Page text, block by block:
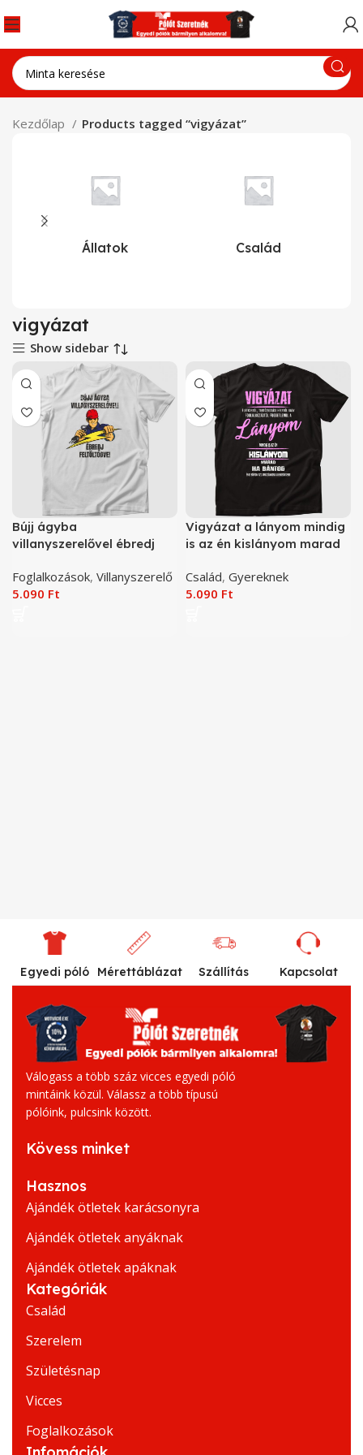
Kezdőlap Products tagged “vigyázat”
Állatok Család
vigyázat
Show sidebar
Bújj ágyba
villanyszerelővel ébredj
Foglalkozások, Villanyszerelő
5.090 Ft
Vigyázat a lányom mindig
is az én kislányom marad
Család, Gyereknek
5.090 Ft
Egyedi póló Mérettáblázat Szállítás Kapcsolat
Válogass a több száz vicces egyedi póló
mintáink közül. Válassz a több típusú
pólóink, pulcsink között.
Kövess minket
Hasznos
Ajándék ötletek karácsonyra
Ajándék ötletek anyáknak
Ajándék ötletek apáknak
Kategóriák
Család
Szerelem
Születésnap
Vicces
Foglalkozások